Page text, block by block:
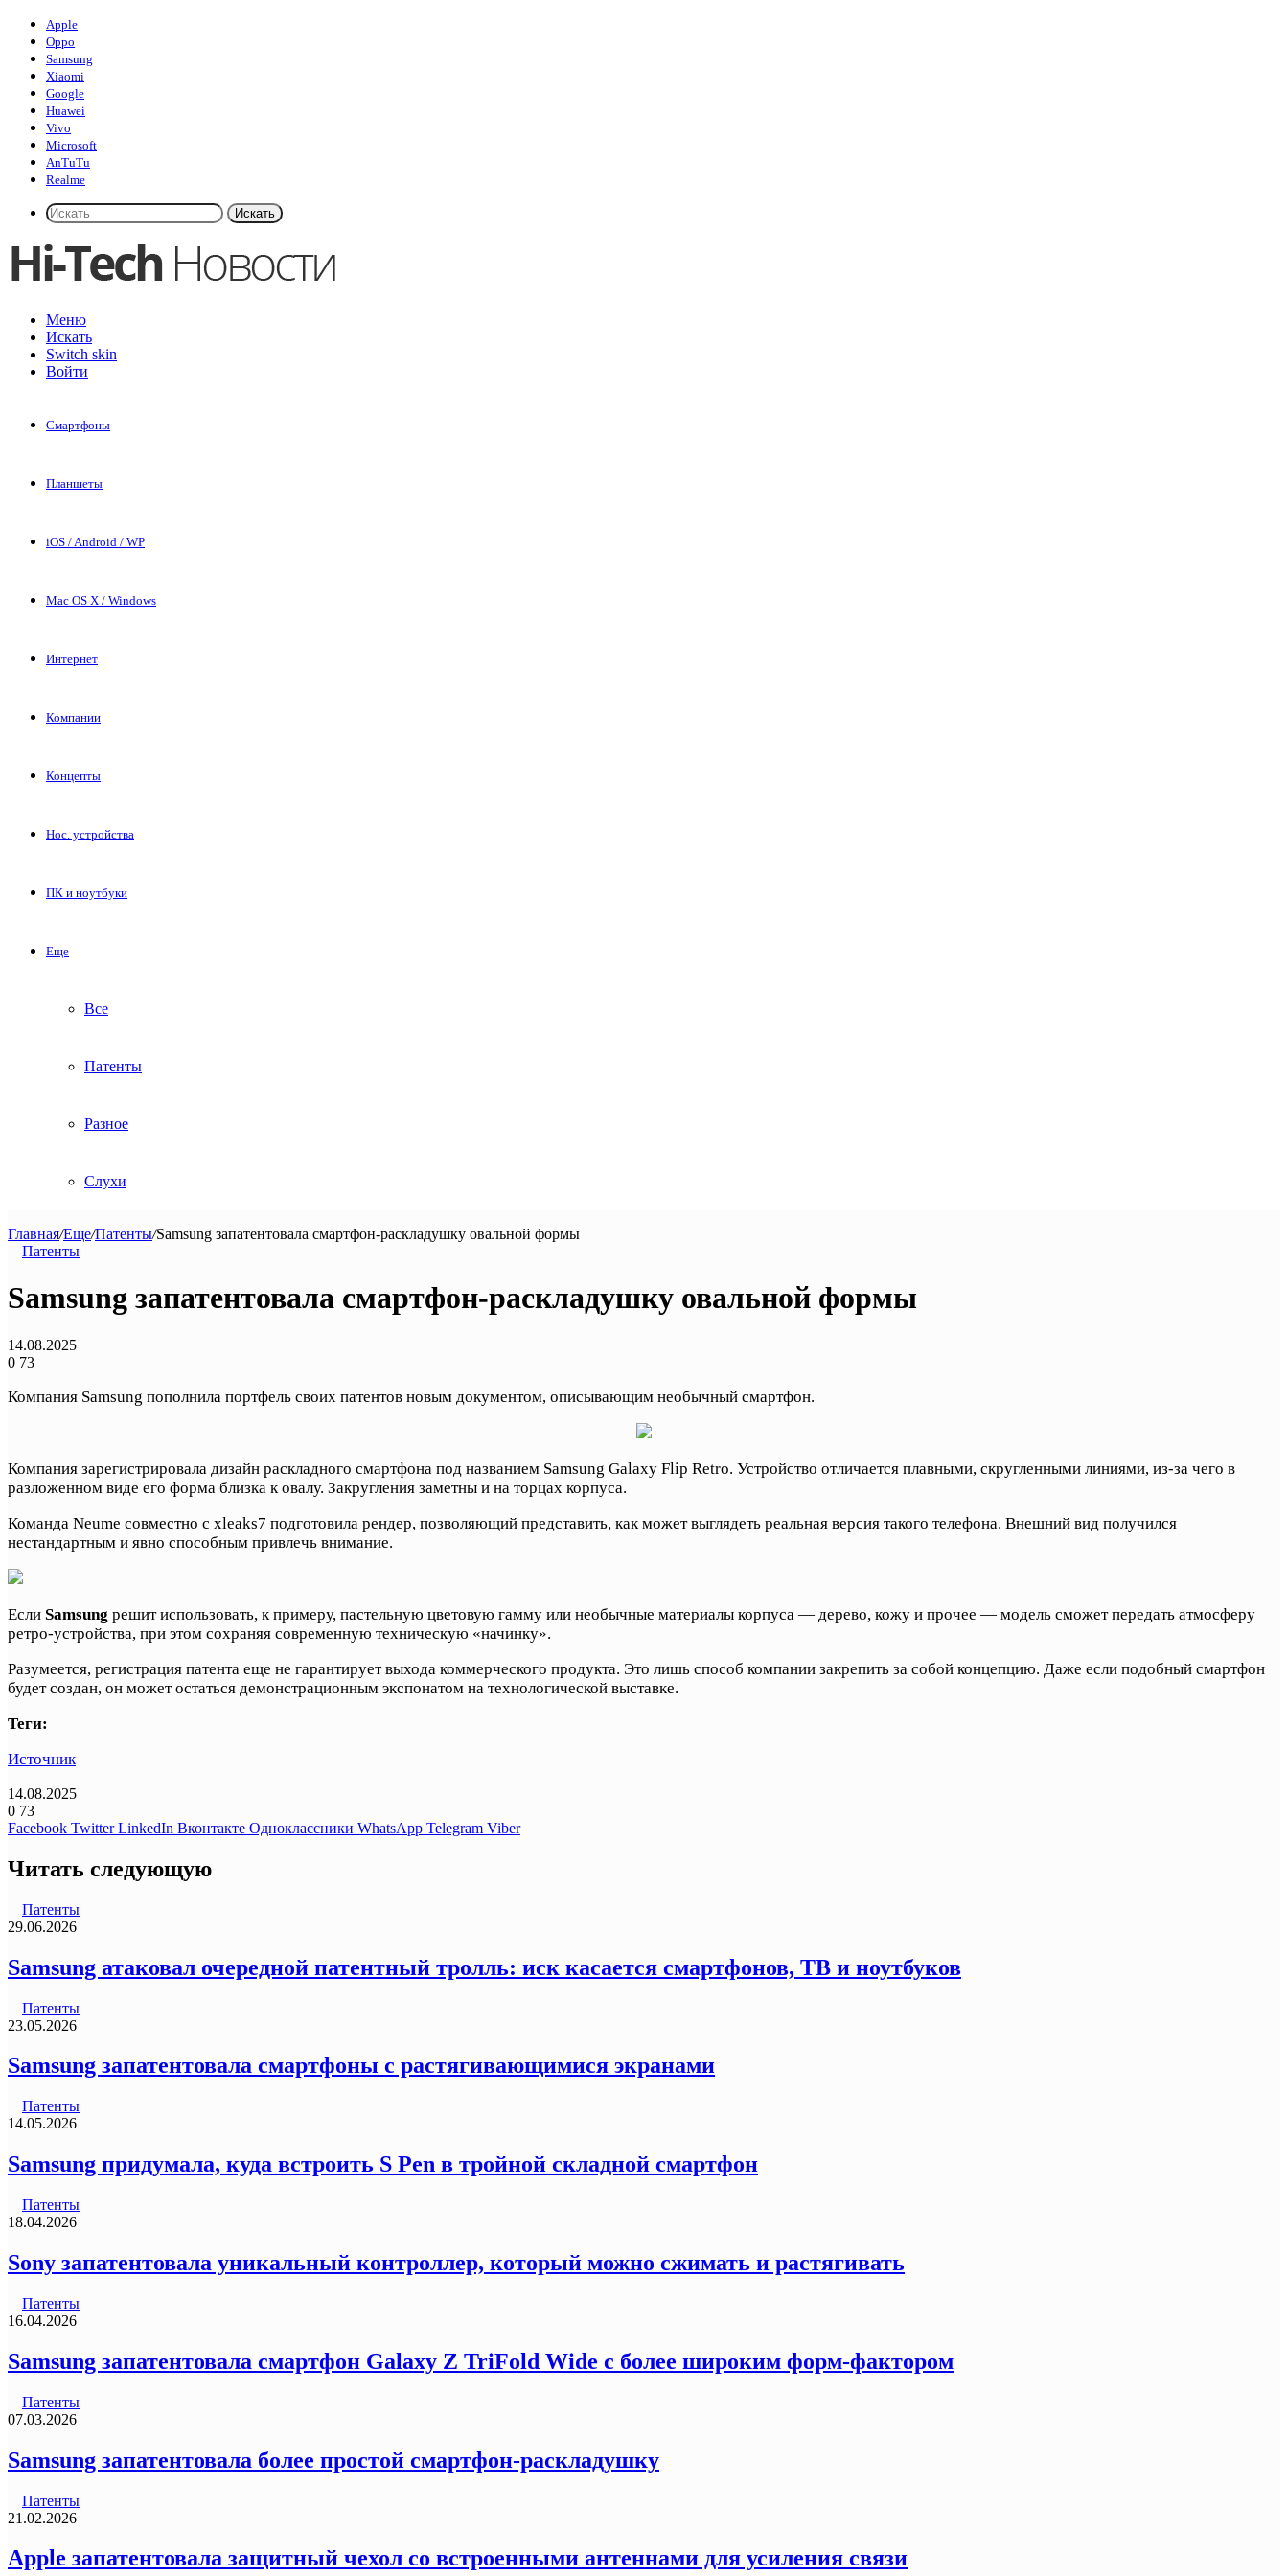
Apple
Oppo
Samsung
Xiaomi
Google
Huawei
Vivo
Microsoft
AnTuTu
Realme
Искать
Меню
Искать
Switch skin
Войти
Смартфоны
Планшеты
iOS / Android / WP
Mac OS X / Windows
Интернет
Компании
Концепты
Нос. устройства
ПК и ноутбуки
Еще
Все
Патенты
Разное
Слухи
Главная/Еще/Патенты/Samsung запатентовала смартфон-раскладушку овальной формы
Патенты
Samsung запатентовала смартфон-раскладушку овальной формы
14.08.2025
0 73
Компания Samsung пополнила портфель своих патентов новым документом, описывающим необычный смартфон.
Компания зарегистрировала дизайн раскладного смартфона под названием Samsung Galaxy Flip Retro. Устройство отличается плавными, скругленными линиями, из-за чего в
разложенном виде его форма близка к овалу. Закругления заметны и на торцах корпуса.
Команда Neume совместно с xleaks7 подготовила рендер, позволяющий представить, как может выглядеть реальная версия такого телефона. Внешний вид получился
нестандартным и явно способным привлечь внимание.
Если Samsung решит использовать, к примеру, пастельную цветовую гамму или необычные материалы корпуса — дерево, кожу и прочее — модель сможет передать атмосферу
ретро-устройства, при этом сохраняя современную техническую «начинку».
Разумеется, регистрация патента еще не гарантирует выхода коммерческого продукта. Это лишь способ компании закрепить за собой концепцию. Даже если подобный смартфон
будет создан, он может остаться демонстрационным экспонатом на технологической выставке.
Теги:
Источник
14.08.2025
0 73
Facebook Twitter LinkedIn Вконтакте Одноклассники WhatsApp Telegram Viber
Читать следующую
Патенты
29.06.2026
Samsung атаковал очередной патентный тролль: иск касается смартфонов, ТВ и ноутбуков
Патенты
23.05.2026
Samsung запатентовала смартфоны с растягивающимися экранами
Патенты
14.05.2026
Samsung придумала, куда встроить S Pen в тройной складной смартфон
Патенты
18.04.2026
Sony запатентовала уникальный контроллер, который можно сжимать и растягивать
Патенты
16.04.2026
Samsung запатентовала смартфон Galaxy Z TriFold Wide с более широким форм-фактором
Патенты
07.03.2026
Samsung запатентовала более простой смартфон-раскладушку
Патенты
21.02.2026
Apple запатентовала защитный чехол со встроенными антеннами для усиления связи